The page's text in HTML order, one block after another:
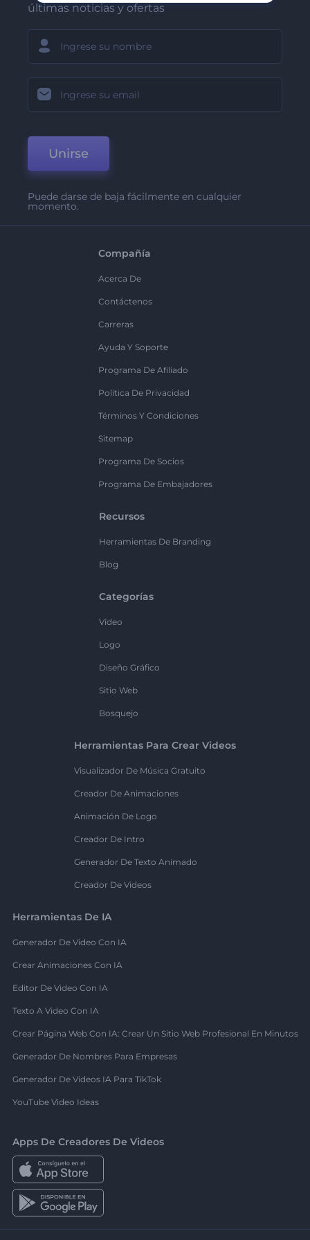
últimas noticias y ofertas
Unirse
Puede darse de baja fácilmente en cualquier
momento.
Compañía
Acerca De
Contáctenos
Carreras
Ayuda Y Soporte
Programa De Afiliado
Política De Privacidad
Términos Y Condiciones
Sitemap
Programa De Socios
Programa De Embajadores
Recursos
Herramientas De Branding
Blog
Categorías
Vídeo
Logo
Diseño Gráfico
Sitio Web
Bosquejo
Herramientas Para Crear Videos
Visualizador De Música Gratuito
Creador De Animaciones
Animación De Logo
Creador De Intro
Generador De Texto Animado
Creador De Videos
Herramientas De IA
Generador De Video Con IA
Crear Animaciones Con IA
Editor De Video Con IA
Texto A Video Con IA
Crear Página Web Con IA: Crear Un Sitio Web Profesional En Minutos
Generador De Nombres Para Empresas
Generador De Videos IA Para TikTok
YouTube Video Ideas
Apps De Creadores De Videos